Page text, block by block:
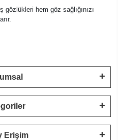
hem göz sağlığınızı
Erişim